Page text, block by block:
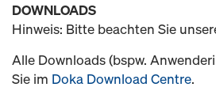
DOWNLOADS
Hinweis: Bitte beachten Sie
Alle Downloads (bspw.
Sie im Doka Download Centre.